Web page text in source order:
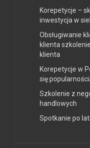
Korepetycje –
inwestycja w
Obsługiwanie
klienta
klienta
Korepetycje w
się
Szkolenie z
handlowych
Spotkanie po